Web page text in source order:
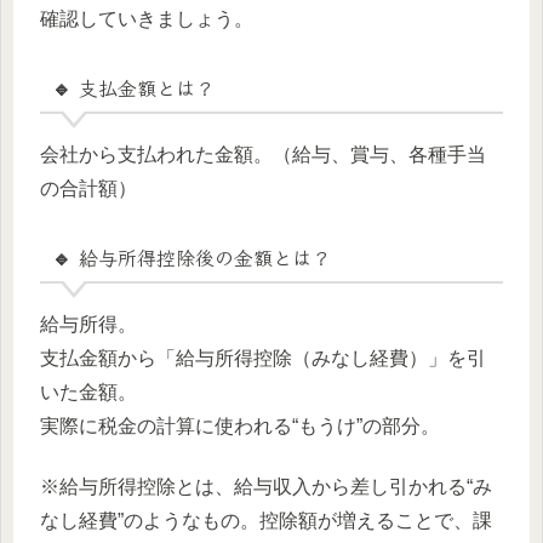
確認していきましょう。
🔹 支払金額とは？
会社から支払われた金額。（給与、賞与、各種手当
の合計額）
🔹 給与所得控除後の金額とは？
給与所得。
支払金額から「給与所得控除（みなし経費）」を引
いた金額。
実際に税金の計算に使われる“もうけ”の部分。
※給与所得控除とは、給与収入から差し引かれる“み
なし経費”のようなもの。控除額が増えることで、課